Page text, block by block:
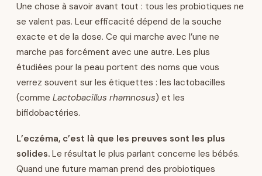
Une chose à savoir avant tout : tous les probiotiques ne
se valent pas. Leur efficacité dépend de la souche
exacte et de la dose. Ce qui marche avec l’une ne
marche pas forcément avec une autre. Les plus
étudiées pour la peau portent des noms que vous
verrez souvent sur les étiquettes : les lactobacilles
(comme Lactobacillus rhamnosus) et les
bifidobactéries.
L’eczéma, c’est là que les preuves sont les plus
solides. Le résultat le plus parlant concerne les bébés.
Quand une future maman prend des probiotiques